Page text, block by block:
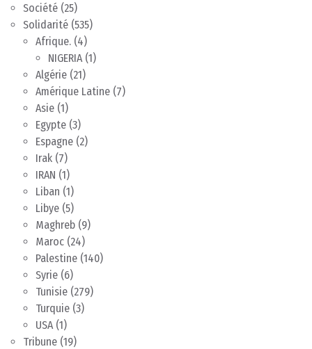
Société (25)
Solidarité (535)
Afrique. (4)
NIGERIA(1)
Algérie (21)
Amérique Latine (7)
Asie (1)
Egypte (3)
Espagne (2)
Irak (7)
IRAN (1)
Liban (1)
Libye (5)
Maghreb (9)
Maroc (24)
Palestine (140)
Syrie (6)
Tunisie (279)
Turquie (3)
USA(1)
Tribune (19)